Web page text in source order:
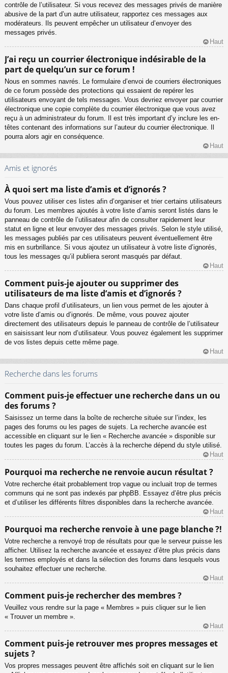
contrôle de l’utilisateur. Si vous recevez des messages privés de manière
abusive de la part d’un autre utilisateur, rapportez ces messages aux
modérateurs. Ils peuvent empêcher un utilisateur d’envoyer des
messages privés.
Haut
J’ai reçu un courrier électronique indésirable de la
part de quelqu’un sur ce forum !
Nous en sommes navrés. Le formulaire d’envoi de courriers électroniques
de ce forum possède des protections qui essaient de repérer les
utilisateurs envoyant de tels messages. Vous devriez envoyer par courrier
électronique une copie complète du courrier électronique que vous avez
reçu à un administrateur du forum. Il est très important d’y inclure les en-
têtes contenant des informations sur l’auteur du courrier électronique. Il
pourra alors agir en conséquence.
Haut
Amis et ignorés
À quoi sert ma liste d’amis et d’ignorés ?
Vous pouvez utiliser ces listes afin d’organiser et trier certains utilisateurs
du forum. Les membres ajoutés à votre liste d’amis seront listés dans le
panneau de contrôle de l’utilisateur afin de consulter rapidement leur
statut en ligne et leur envoyer des messages privés. Selon le style utilisé,
les messages publiés par ces utilisateurs peuvent éventuellement être
mis en surbrillance. Si vous ajoutez un utilisateur à votre liste d’ignorés,
tous les messages qu’il publiera seront masqués par défaut.
Haut
Comment puis-je ajouter ou supprimer des
utilisateurs de ma liste d’amis et d’ignorés ?
Dans chaque profil d’utilisateurs, un lien vous permet de les ajouter à
votre liste d’amis ou d’ignorés. De même, vous pouvez ajouter
directement des utilisateurs depuis le panneau de contrôle de l’utilisateur
en saisissant leur nom d’utilisateur. Vous pouvez également les supprimer
de vos listes depuis cette même page.
Haut
Recherche dans les forums
Comment puis-je effectuer une recherche dans un ou
des forums ?
Saisissez un terme dans la boîte de recherche située sur l’index, les
pages des forums ou les pages de sujets. La recherche avancée est
accessible en cliquant sur le lien « Recherche avancée » disponible sur
toutes les pages du forum. L’accès à la recherche dépend du style utilisé.
Haut
Pourquoi ma recherche ne renvoie aucun résultat ?
Votre recherche était probablement trop vague ou incluait trop de termes
communs qui ne sont pas indexés par phpBB. Essayez d’être plus précis
et d’utiliser les différents filtres disponibles dans la recherche avancée.
Haut
Pourquoi ma recherche renvoie à une page blanche ?!
Votre recherche a renvoyé trop de résultats pour que le serveur puisse les
afficher. Utilisez la recherche avancée et essayez d’être plus précis dans
les termes employés et dans la sélection des forums dans lesquels vous
souhaitez effectuer une recherche.
Haut
Comment puis-je rechercher des membres ?
Veuillez vous rendre sur la page « Membres » puis cliquer sur le lien
« Trouver un membre ».
Haut
Comment puis-je retrouver mes propres messages et
sujets ?
Vos propres messages peuvent être affichés soit en cliquant sur le lien